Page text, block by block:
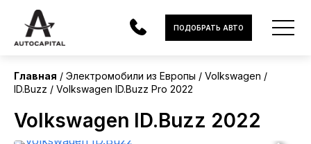
АВТОМОБИЛИ
ЭЛЕКТРОМОБИЛИ
ПОДОБРАТЬ АВТО
Главная Электромобили из Европы
Volkswagen
ID.Buzz
Volkswagen ID.Buzz Pro 2022
Volkswagen ID.Buzz 2022
Европа